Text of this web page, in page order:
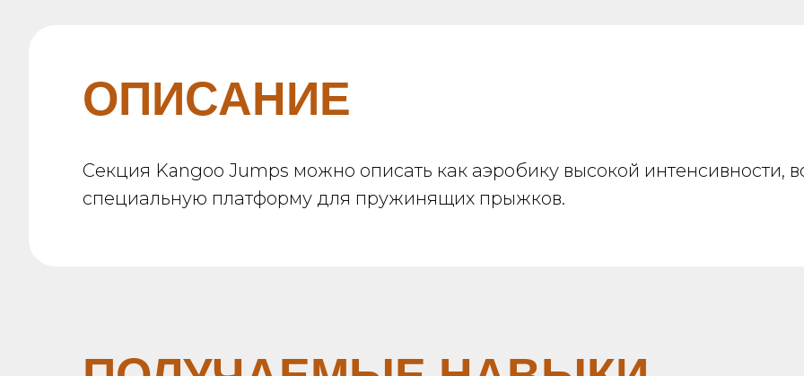
ОПИСАНИЕ
Секция Kangoo Jumps можно описать как аэробику высокой интенсивности,
специальную платформу для пружинящих прыжков.